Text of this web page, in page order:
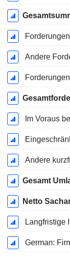
Andere
Im Voraus
Andere
Gesamt
Netto
Langfristige
German: